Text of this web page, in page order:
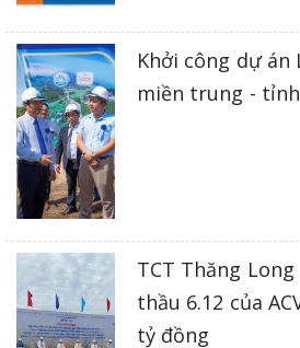
Khởi công dự án
miền trung -
TCT Thăng
thầu 6.12 của
tỷ đồng